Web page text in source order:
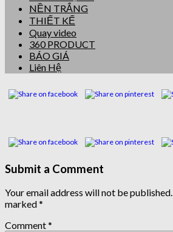
NỀN TRẮNG
THIẾT KẾ
Quay video
360 PRODUCT
BÁO GIÁ
Liên Hệ
Submit a Comment
Your email address will not be published.
marked*
Comment*